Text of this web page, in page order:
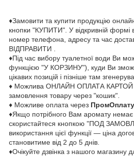
♦Замовити та купити продукцію
кнопки "КУПИТИ". У відкривній формі
номер телефона, адресу та час
ВІДПРАВИТИ .
♦Під час вибору туалетної води Ви
функцією "У КОРЗИНУ"), куди Ви
цікавих позицій і пізніше там
♦ Можлива ОНЛАЙН ОПЛАТА КАРТОЙ
замовлення товару через "кошик".
♦ Можливе оплата через ПромОплату
♦Якщо потрібного Вам аромату немає
скористайтеся кнопкою "ПОД
використання цієї функції — ціна
становитиме від 2 до 5 днів.
♦Очікуйте дзвінка з нашого магазину